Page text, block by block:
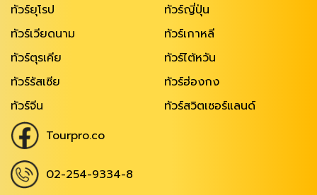
ทัวร์ยุโรป
ทัวร์ญี่ปุ่น
ทัวร์เวียดนาม
ทัวร์เกาหลี
ทัวร์ตุรเคีย
ทัวร์ไต้หวัน
ทัวร์รัสเซีย
ทัวร์ฮ่องกง
ทัวร์จีน
ทัวร์สวิตเซอร์แลนด์
Tourpro.co
02-254-9334-8